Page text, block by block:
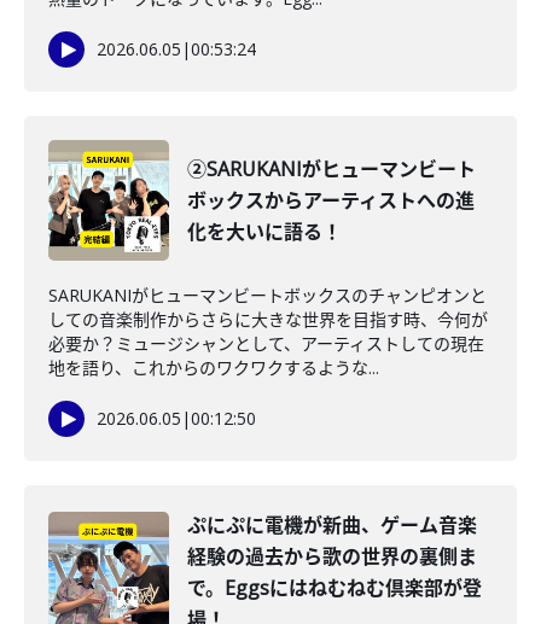
2026.06.05 |00:53:24
②SARUKANIがヒューマンビート
ボックスからアーティストへの進
化を大いに語る！
SARUKANIがヒューマンビートボックスのチャンピオンと
しての音楽制作からさらに大きな世界を目指す時、今何が
必要か？ミュージシャンとして、アーティストしての現在
地を語り、これからのワクワクするような...
2026.06.05 |00:12:50
ぷにぷに電機が新曲、ゲーム音楽
経験の過去から歌の世界の裏側ま
で。Eggsにはねむねむ倶楽部が登